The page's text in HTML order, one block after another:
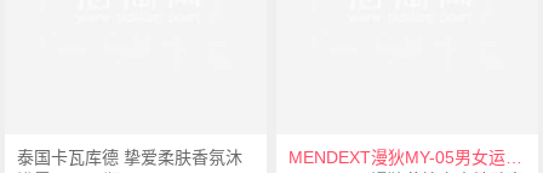
泰国卡瓦库德 挚爱柔肤香氛沐